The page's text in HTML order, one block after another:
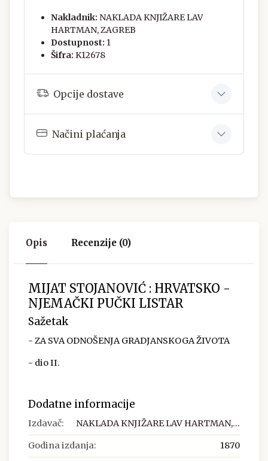
Nakladnik: NAKLADA KNJIŽARE LAV
HARTMAN, ZAGREB
Dostupnost: 1
Šifra: K12678
Opcije dostave
Načini plaćanja
Opis Recenzije (0)
MIJAT STOJANOVIĆ : HRVATSKO -
NJEMAČKI PUČKI LISTAR
Sažetak
- ZA SVA ODNOŠENJA GRADJANSKOGA ŽIVOTA
- dio II.
Dodatne informacije
Izdavač: NAKLADA KNJIŽARE LAV HARTMAN,...
Godina izdanja: 1870